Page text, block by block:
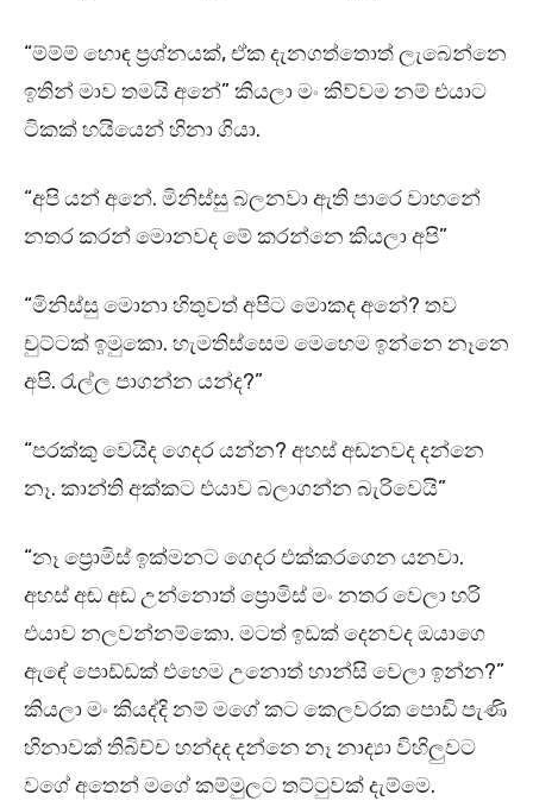
“ම්ම්ම් හොඳ ප්‍රශ්නයක්, ඒක දැනගත්තොත් ලැබෙන්නෙ
ඉතින් මාව තමයි අනේ” කියලා මං කිව්වම නම් එයාට
ටිකක් හයියෙන් හිනා ගියා.
“අපි යන් අනේ. මිනිස්සු බලනවා ඇති පාරෙ වාහනේ
නතර කරන් මොනවද මේ කරන්නෙ කියලා අපි”
“මිනිස්සු මොනා හිතුවත් අපිට මොකද අනේ? තව
චුට්ටක් ඉමුකො. හැමතිස්සෙම මෙහෙම ඉන්නෙ නෑනෙ
අපි. රැල්ල පාගන්න යන්ද?”
“පරක්කු වෙයිද ගෙදර යන්න? අහස් අඬනවද දන්නෙ
නෑ. කාන්ති අක්කට එයාව බලාගන්න බැරිවෙයි”
“නෑ ප්‍රොමිස් ඉක්මනට ගෙදර එක්කරගෙන යනවා.
අහස් අඬ අඬ උන්නොත් ප්‍රොමිස් මං නතර වෙලා හරි
එයාව නලවන්නම්කො. මටත් ඉඩක් දෙනවද ඔයාගෙ
ඇඳේ පොඩ්ඩක් එහෙම උනොත් හාන්සි වෙලා ඉන්න?”
කියලා මං කියද්දි නම් මගේ කට කෙලවරක පොඩි පැණි
හිනාවක් තිබිච්ච හන්දද දන්නෙ නෑ නාද්‍යා විහිලුවට
වගේ අතෙන් මගේ කම්මුලට තට්ටුවක් දැම්මෙ.